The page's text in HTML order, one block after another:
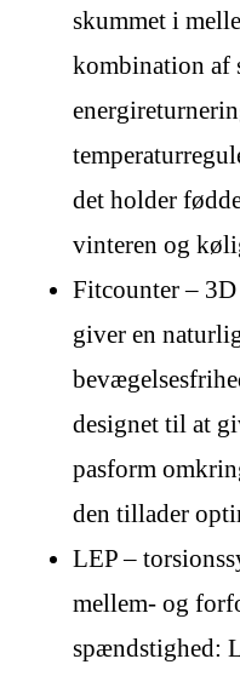
skummet i
kombination af
det holder
vinteren og
Fitcounter –
giver en
designet til at
pasform
den tillader
LEP –
mellem- og
spændstighed: